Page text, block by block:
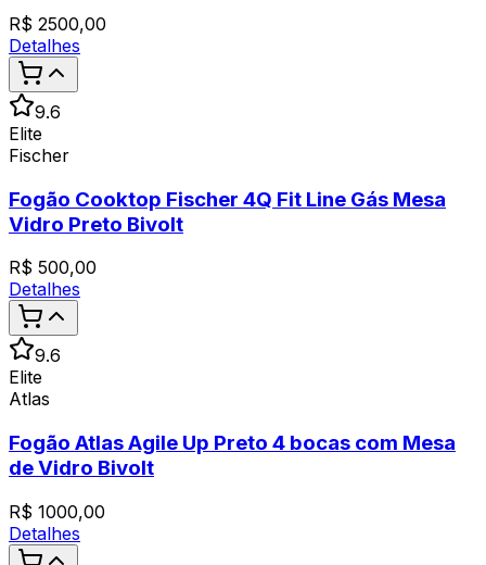
R$ 2500,00
Detalhes
9.6
Elite
Fischer
Fogão Cooktop Fischer 4Q Fit Line Gás Mesa
Vidro Preto Bivolt
R$ 500,00
Detalhes
9.6
Elite
Atlas
Fogão Atlas Agile Up Preto 4 bocas com Mesa
de Vidro Bivolt
R$ 1000,00
Detalhes